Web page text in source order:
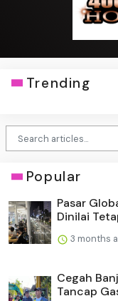
Trending
Popular
Pasar
Dinilai
3 months
Cegah
Tancap